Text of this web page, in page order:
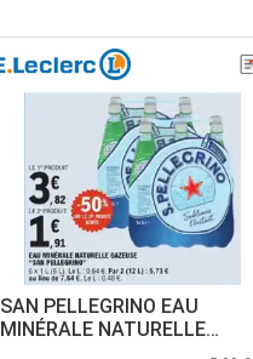
SAN PELLEGRINO EAU
MINÉRALE NATURELLE